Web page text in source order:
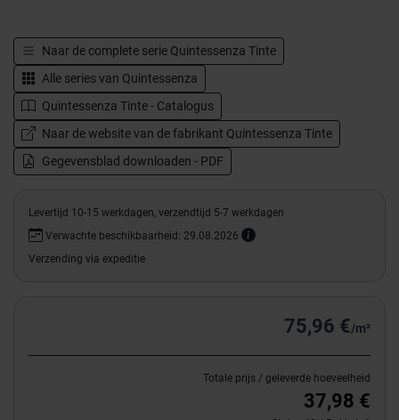
Naar de complete serie Quintessenza Tinte
Alle series van Quintessenza
Quintessenza Tinte - Catalogus
Naar de website van de fabrikant Quintessenza Tinte
Gegevensblad downloaden - PDF
Levertijd 10-15 werkdagen, verzendtijd 5-7 werkdagen
Verwachte beschikbaarheid: 29.08.2026
Verzending via expeditie
75,96 €/m²
Totale prijs / geleverde hoeveelheid
37,98 €